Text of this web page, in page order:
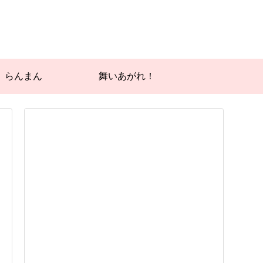
らんまん 舞いあがれ！